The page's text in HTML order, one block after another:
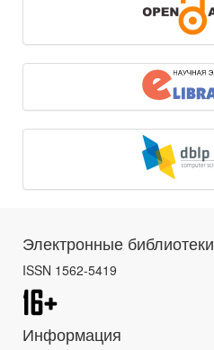
Электронные библиотеки
ISSN 1562-5419
Информация